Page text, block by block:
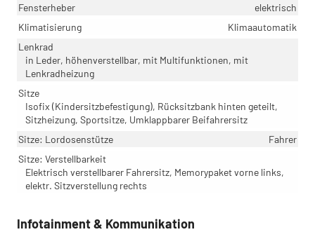
Fensterheber
elektrisch
Klimatisierung
Klimaautomatik
Lenkrad
in Leder, höhenverstellbar, mit Multifunktionen, mit
Lenkradheizung
Sitze
Isofix (Kindersitzbefestigung), Rücksitzbank hinten geteilt,
Sitzheizung, Sportsitze, Umklappbarer Beifahrersitz
Sitze: Lordosenstütze
Fahrer
Sitze: Verstellbarkeit
Elektrisch verstellbarer Fahrersitz, Memorypaket vorne links,
elektr. Sitzverstellung rechts
Infotainment & Kommunikation